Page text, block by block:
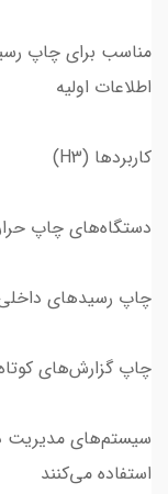
مناسب برای چاپ
اطلاعات اولیه
کاربردها (H3)
دستگاه‌های چاپ
چاپ رسیدهای
چاپ گزارش‌های
سیستم‌های مدیریت
استفاده می‌کنند